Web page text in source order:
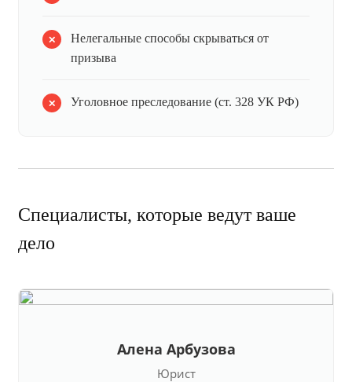
Нелегальные способы скрываться от
призыва
Уголовное преследование (ст. 328 УК РФ)
Специалисты, которые ведут ваше
дело
Алена Арбузова
Юрист